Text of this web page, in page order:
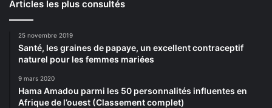
Articles les plus consultés
25 novembre 2019
Santé, les graines de papaye, un excellent contraceptif
naturel pour les femmes mariées
9 mars 2020
Hama Amadou parmi les 50 personnalités influentes en
Afrique de l’ouest (Classement complet)